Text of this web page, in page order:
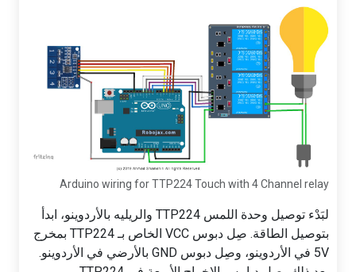
Arduino wiring for TTP224 Touch with 4 Channel relay
لبَدْء توصيل وحدة اللمس TTP224 والريليه بالأردوينو، ابدأ
بتوصيل الطاقة. صِل دبوس VCC الخاص بـ TTP224 بمخرج
5V في الأردوينو، وصِل دبوس GND بالأرضي في الأردوينو.